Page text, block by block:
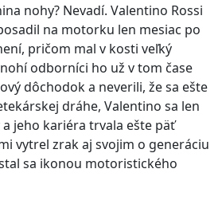
nohy? Nevadí. Valentino Rossi
na motorku len mesiac po
pričom mal v kosti veľký
odborníci ho už v tom čase
dôchodok a neverili, že sa ešte
dráhe, Valentino sa len
jeho kariéra trvala ešte päť
vytrel zrak aj svojim o generáciu
sa ikonou motoristického